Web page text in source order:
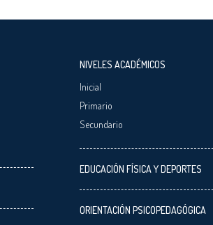
NIVELES ACADÉMICOS
Inicial
Primario
Secundario
EDUCACIÓN FÍSICA Y DEPORTES
ORIENTACIÓN PSICOPEDAGÓGICA